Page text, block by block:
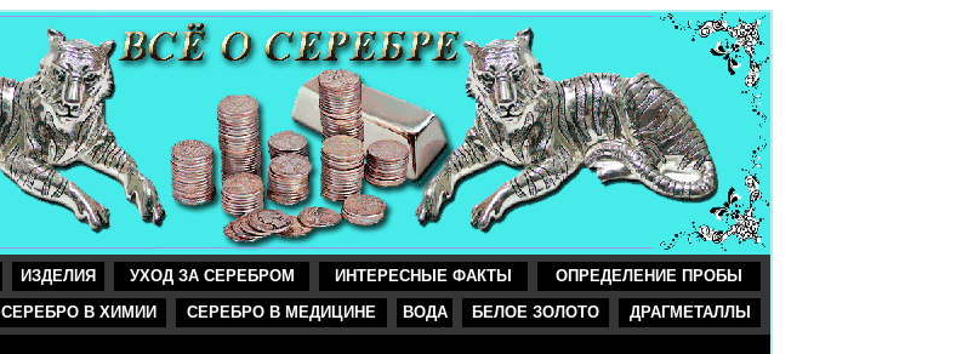
ИЗДЕЛИЯ УХОД ЗА СЕРЕБРОМ ИНТЕРЕСНЫЕ ФАКТЫ
ОПРЕДЕЛЕНИЕ ПРОБЫ
СЕРЕБРО В ХИМИИ СЕРЕБРО В МЕДИЦИНЕ ВОДА БЕЛОЕ ЗОЛОТО ДРАГМЕТАЛЛЫ